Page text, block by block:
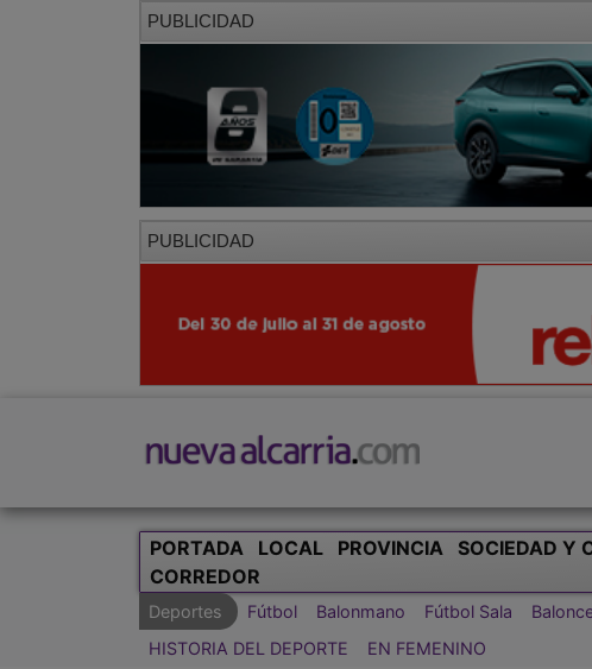
PUBLICIDAD
PUBLICIDAD
PORTADA LOCAL PROVINCIA SOCIEDAD Y
CORREDOR
Deportes Fútbol Balonmano Fútbol Sala
HISTORIA DEL DEPORTE
EN FEMENINO